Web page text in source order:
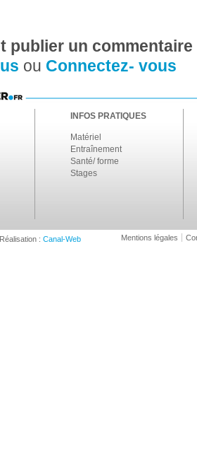
publier un
ou Connectez- vous
INFOS PRATIQUES
Matériel
Entraînement
Santé/ forme
Stages
: Canal-Web Mentions légales